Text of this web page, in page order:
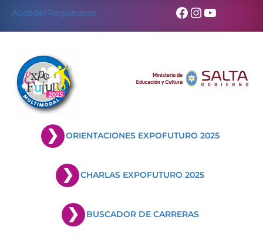
content
AccederRegistrarse Facebook
Instagram
YouTube
ORIENTACIONES EXPOFUTURO 2025
CHARLAS EXPOFUTURO 2025
BUSCADOR DE CARRERAS